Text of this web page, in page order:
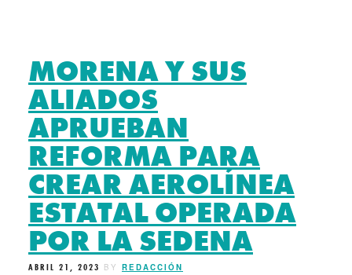
MORENA Y SUS
ALIADOS
APRUEBAN
REFORMA PARA
CREAR AEROLÍNEA
ESTATAL OPERADA
POR LA SEDENA
ABRIL 21, 2023 BY REDACCIÓN